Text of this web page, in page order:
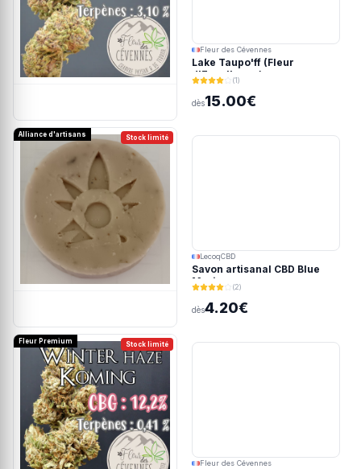
Fleur des Cévennes
Lake Taupo'ff (Fleur
d'Excellence)
(1)
dès15.00€
Stock limité
Alliance d'artisans
LecoqCBD
Savon artisanal CBD Blue
Meringue
(2)
dès4.20€
Stock limité
Fleur Premium
Fleur des Cévennes